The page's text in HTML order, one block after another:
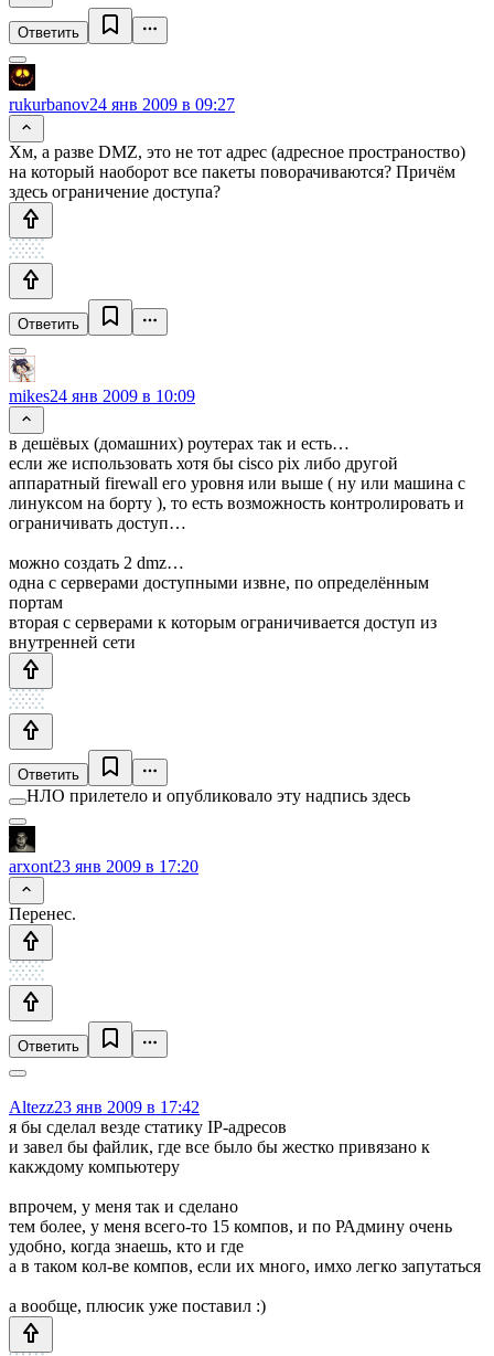
Ответить
rukurbanov24 янв 2009 в 09:27
Хм, а разве DMZ, это не тот адрес (адресное пространоство)
на который наоборот все пакеты поворачиваются? Причём
здесь ограничение доступа?
Ответить
mikes24 янв 2009 в 10:09
в дешёвых (домашних) роутерах так и есть…
если же использовать хотя бы cisco pix либо другой
аппаратный firewall его уровня или выше ( ну или машина с
линуксом на борту ), то есть возможность контролировать и
ограничивать доступ…
можно создать 2 dmz…
одна с серверами доступными извне, по определённым
портам
вторая с серверами к которым ограничивается доступ из
внутренней сети
Ответить
НЛО прилетело и опубликовало эту надпись здесь
arxont23 янв 2009 в 17:20
Перенес.
Ответить
Altezz23 янв 2009 в 17:42
я бы сделал везде статику IP-адресов
и завел бы файлик, где все было бы жестко привязано к
какждому компьютеру
впрочем, у меня так и сделано
тем более, у меня всего-то 15 компов, и по РАдмину очень
удобно, когда знаешь, кто и где
а в таком кол-ве компов, если их много, имхо легко запутаться
а вообще, плюсик уже поставил :)